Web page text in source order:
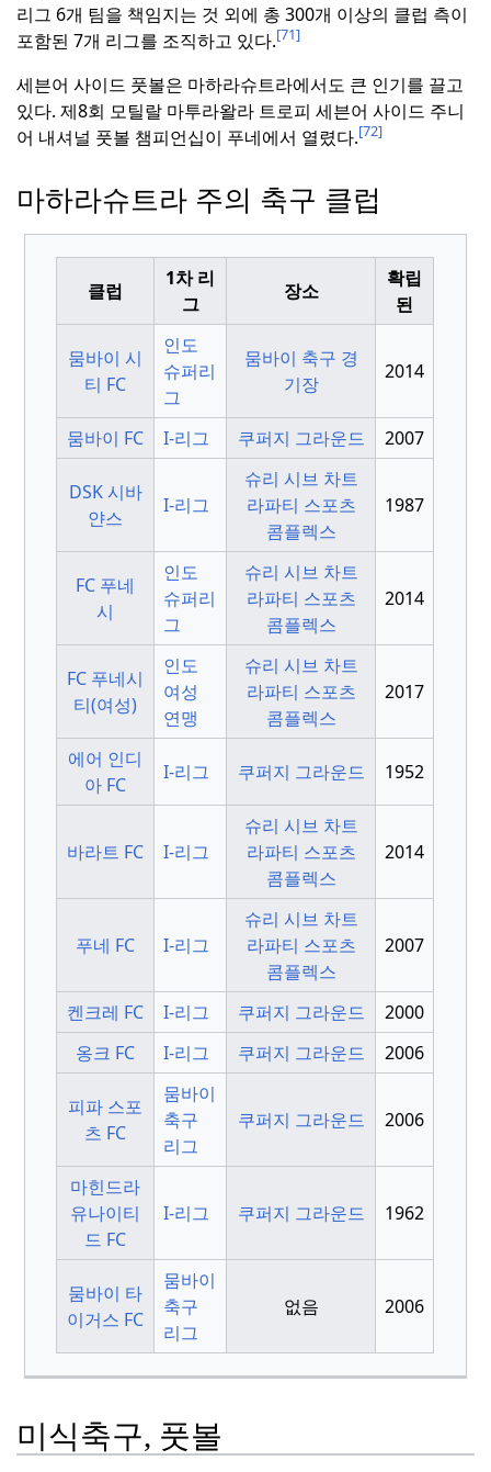
리그 6개 팀을 책임지는 것 외에 총 300개 이상의 클럽 측이
포함된 7개 리그를 조직하고 있다.[71]
세븐어 사이드 풋볼은 마하라슈트라에서도 큰 인기를 끌고
있다. 제8회 모틸랄 마투라왈라 트로피 세븐어 사이드 주니
어 내셔널 풋볼 챔피언십이 푸네에서 열렸다.[72]
마하라슈트라 주의 축구 클럽
클럽
1차 리
그
장소
확립
된
뭄바이 시
티 FC
인도
슈퍼리
그
뭄바이 축구 경
기장
2014
뭄바이 FC I-리그 쿠퍼지 그라운드 2007
DSK 시바
얀스
I-리그
슈리 시브 차트
라파티 스포츠
콤플렉스
1987
FC 푸네
시
인도
슈퍼리
그
슈리 시브 차트
라파티 스포츠
콤플렉스
2014
FC 푸네시
티(여성)
인도
여성
연맹
슈리 시브 차트
라파티 스포츠
콤플렉스
2017
에어 인디
아 FC
I-리그 쿠퍼지 그라운드 1952
바라트 FC I-리그
슈리 시브 차트
라파티 스포츠
콤플렉스
2014
푸네 FC I-리그
슈리 시브 차트
라파티 스포츠
콤플렉스
2007
켄크레 FC I-리그 쿠퍼지 그라운드
2000
옹크 FC
I-리그 쿠퍼지 그라운드 2006
피파 스포
츠 FC
뭄바이
축구
리그
쿠퍼지 그라운드 2006
마힌드라
유나이티
드 FC
I-리그 쿠퍼지 그라운드 1962
뭄바이 타
이거스 FC
뭄바이
축구
리그
없음 2006
미식축구, 풋볼